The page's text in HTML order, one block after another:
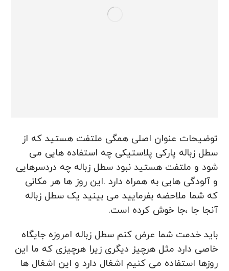
توضیحات عنوان اصلی همگی ملتفت هستید که از
سطل زباله پارکی پلاستیکی چه استفاده هایی می
شود و ملتفت هستید نبود سطل زباله چه دردسرهایی
و آلودگی هایی به همراه دارد .این روز ها هر مکانی
که شما ملاحضه بفرمایید می بینید یک سطل زباله
آنجا جا ،جا خوش کرده است.
باید خدمت شما عرض کنم سطل زباله امروزه جایگاه
خاصی دارد مثل هرچیز دیگری زیرا هرچیزی که ما این
روزها استفاده می کنیم اشغال دارد و این اشغال ها